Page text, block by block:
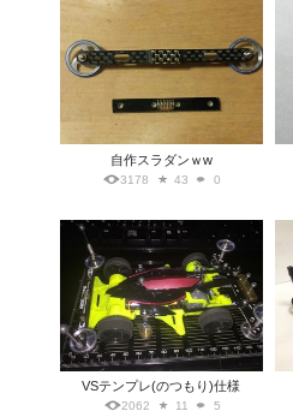
自作スラダンｗw
3178 43 0
VSテンプレ(のつもり)仕様
2062 11 5